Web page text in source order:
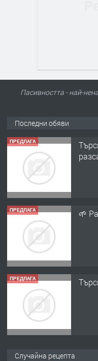
Пасивността - най-
Последни обяви
ПРЕДЛАГА
ПРЕДЛАГА 🌱
ПРЕДЛАГА
Случайна рецепта